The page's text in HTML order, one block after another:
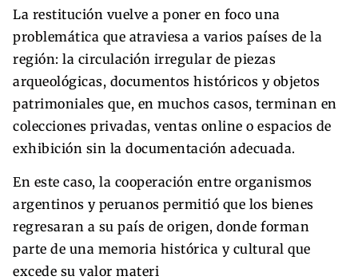
La restitución vuelve a poner en foco una
problemática que atraviesa a varios países de la
región: la circulación irregular de piezas
arqueológicas, documentos históricos y objetos
patrimoniales que, en muchos casos, terminan en
colecciones privadas, ventas online o espacios de
exhibición sin la documentación adecuada.
En este caso, la cooperación entre organismos
argentinos y peruanos permitió que los bienes
regresaran a su país de origen, donde forman
parte de una memoria histórica y cultural que
excede su valor materi